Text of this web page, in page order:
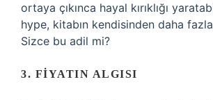
ortaya çıkınca hayal kırıklığı
hype, kitabın kendisinden daha
Sizce bu adil mi?
3. FIYATIN ALGISI